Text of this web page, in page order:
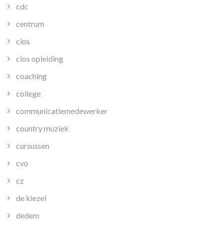
cdc
centrum
cios
cios opleiding
coaching
college
communicatiemedewerker
country muziek
cursussen
cvo
cz
de kiezel
dedem